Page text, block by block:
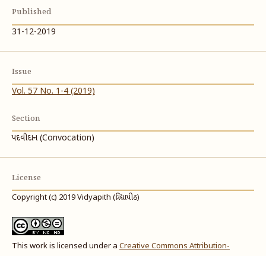
Published
31-12-2019
Issue
Vol. 57 No. 1-4 (2019)
Section
પદવીદાન (Convocation)
License
Copyright (c) 2019 Vidyapith (વિદ્યાપીઠ)
This work is licensed under a Creative Commons Attribution-